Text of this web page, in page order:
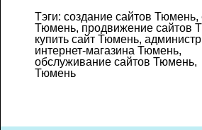
Тэги: создание сайтов Тюмень,
Тюмень, продвижение сайтов
купить сайт Тюмень,
интернет-магазина Тюмень,
обслуживание сайтов Тюмень,
Тюмень